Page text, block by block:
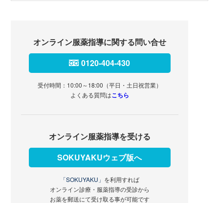
オンライン服薬指導に関する問い合せ
0120-404-430
受付時間：10:00～18:00（平日・土日祝営業）
よくある質問はこちら
オンライン服薬指導を受ける
SOKUYAKUウェブ版へ
「SOKUYAKU」 を利用すれば
オンライン診療・服薬指導の受診から
お薬を郵送にて受け取る事が可能です